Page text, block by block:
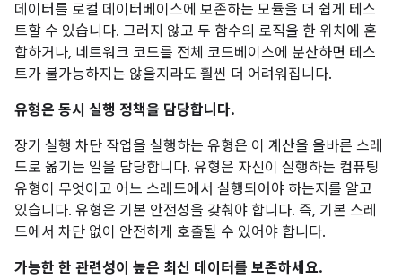
데이터를 로컬 데이터베이스에 보존하는 모듈을 더 쉽게 테스
트할 수 있습니다. 그러지 않고 두 함수의 로직을 한 위치에 혼
합하거나, 네트워크 코드를 전체 코드베이스에 분산하면 테스
트가 불가능하지는 않을지라도 훨씬 더 어려워집니다.
유형은 동시 실행 정책을 담당합니다.
장기 실행 차단 작업을 실행하는 유형은 이 계산을 올바른 스레
드로 옮기는 일을 담당합니다. 유형은 자신이 실행하는 컴퓨팅
유형이 무엇이고 어느 스레드에서 실행되어야 하는지를 알고
있습니다. 유형은 기본 안전성을 갖춰야 합니다. 즉, 기본 스레
드에서 차단 없이 안전하게 호출될 수 있어야 합니다.
가능한 한 관련성이 높은 최신 데이터를 보존하세요.